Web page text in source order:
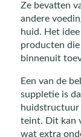
Ze bevatten
andere
huid. Het
producten
binnenuit
Een van de
suppletie is
huidstructuur
teint. Dit kan
wat extra